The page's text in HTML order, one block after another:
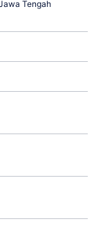
Tengah